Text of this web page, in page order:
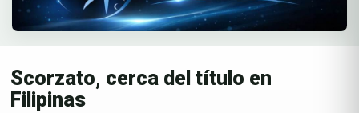
Scorzato, cerca del título en
Filipinas